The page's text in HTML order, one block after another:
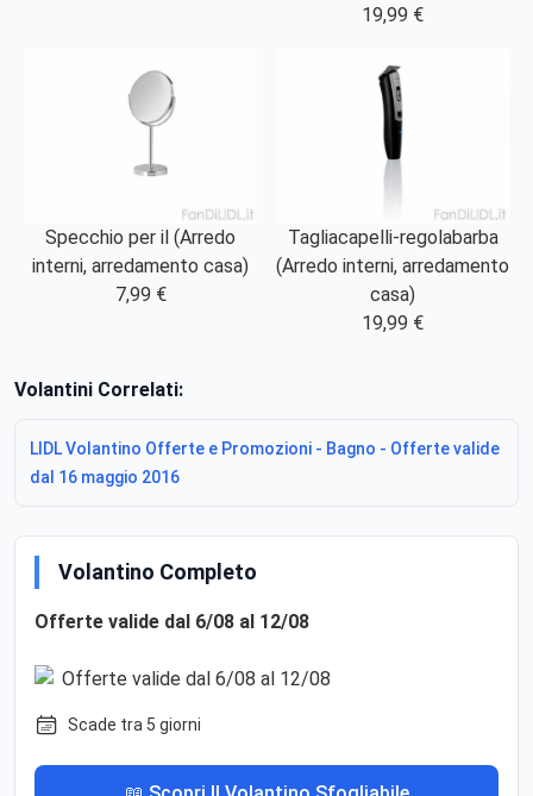
19,99 €
Specchio per il (Arredo
interni, arredamento casa)
7,99 €
Tagliacapelli-regolabarba
(Arredo interni, arredamento
casa)
19,99 €
Volantini Correlati:
LIDL Volantino Offerte e Promozioni - Bagno - Offerte valide
dal 16 maggio 2016
Volantino Completo
Offerte valide dal 6/08 al 12/08
Scade tra 5 giorni